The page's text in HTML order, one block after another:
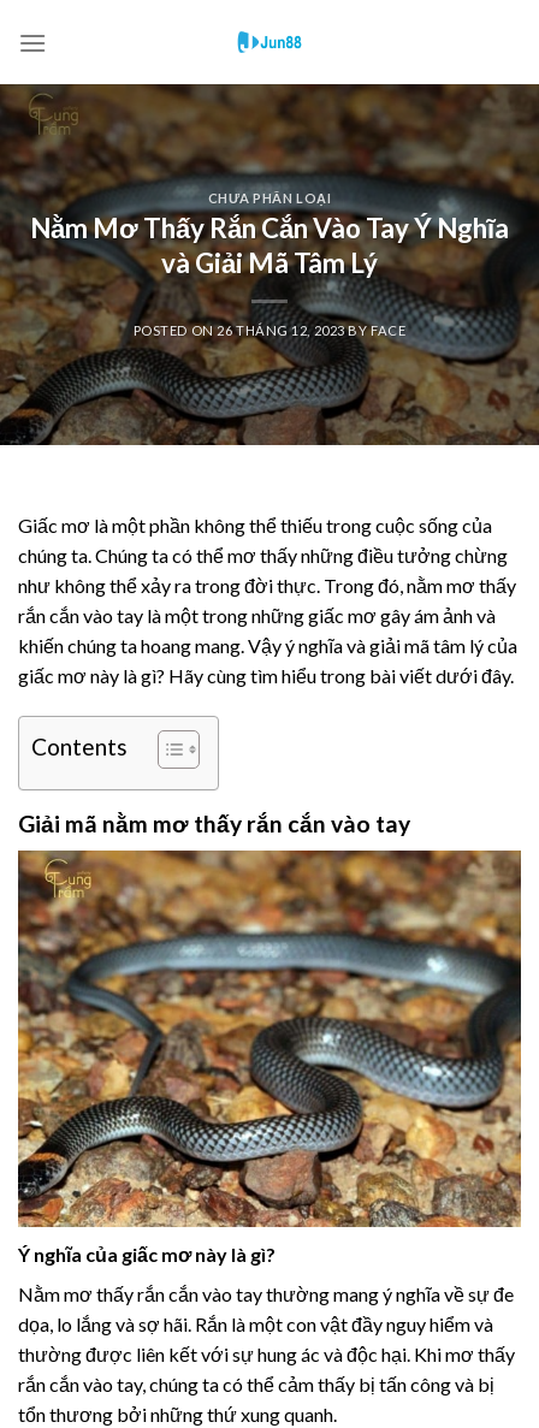
CHƯA PHÂN LOẠI
Nằm Mơ Thấy Rắn Cắn Vào Tay Ý Nghĩa
và Giải Mã Tâm Lý
POSTED ON 26 THÁNG 12, 2023BYFACE
Giấc mơ là một phần không thể thiếu trong cuộc sống của
chúng ta. Chúng ta có thể mơ thấy những điều tưởng chừng
như không thể xảy ra trong đời thực. Trong đó, nằm mơ thấy
rắn cắn vào tay là một trong những giấc mơ gây ám ảnh và
khiến chúng ta hoang mang. Vậy ý nghĩa và giải mã tâm lý của
giấc mơ này là gì? Hãy cùng tìm hiểu trong bài viết dưới đây.
Contents
Giải mã nằm mơ thấy rắn cắn vào tay
Ý nghĩa của giấc mơ này là gì?
Nằm mơ thấy rắn cắn vào tay thường mang ý nghĩa về sự đe
dọa, lo lắng và sợ hãi. Rắn là một con vật đầy nguy hiểm và
thường được liên kết với sự hung ác và độc hại. Khi mơ thấy
rắn cắn vào tay, chúng ta có thể cảm thấy bị tấn công và bị
tổn thương bởi những thứ xung quanh.